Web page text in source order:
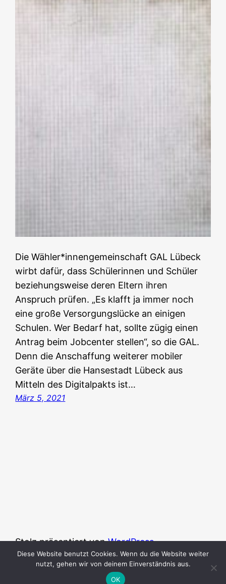
Die Wähler*innengemeinschaft GAL Lübeck
wirbt dafür, dass Schülerinnen und Schüler
beziehungsweise deren Eltern ihren
Anspruch prüfen. „Es klafft ja immer noch
eine große Versorgungslücke an einigen
Schulen. Wer Bedarf hat, sollte zügig einen
Antrag beim Jobcenter stellen“, so die GAL.
Denn die Anschaffung weiterer mobiler
Geräte über die Hansestadt Lübeck aus
Mitteln des Digitalpakts ist…
März 5, 2021
Stolz präsentiert vonWordPress
Diese Website benutzt Cookies. Wenn du die Website weiter
nutzt, gehen wir von deinem Einverständnis aus.
OK